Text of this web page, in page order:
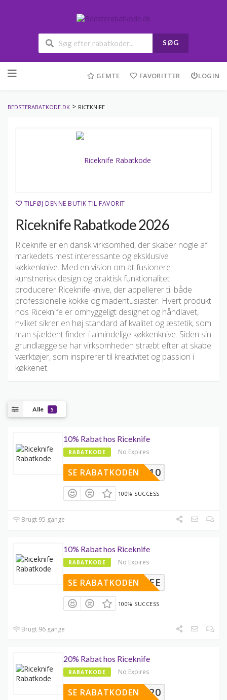
SØG
to
GEMTE FAVORITTER LOGIN
BEDSTERABATKODE.DK > RICEKNIFE
TILFØJ DENNE BUTIK TIL FAVORIT
Riceknife Rabatkode 2026
Riceknife er en dansk virksomhed, der skaber nogle af
markedets mest interessante og eksklusive
køkkenknive. Med en vision om at fusionere
kunstnerisk design og praktisk funktionalitet
producerer Riceknife knive, der appellerer til både
professionelle kokke og madentusiaster. Hvert produkt
hos Riceknife er omhyggeligt designet og håndlavet,
hvilket sikrer en høj standard af kvalitet og æstetik, som
man sjældent finder i almindelige køkkenknive. Siden sin
grundlæggelse har virksomheden stræbt efter at skabe
værktøjer, som inspirerer til kreativitet og passion i
køkkenet.
Alle 5
10% Rabat hos Riceknife
RABATKODE No Expires
EKNIFE10
SE RABATKODEN
100% SUCCESS
Brugt 95 gange
10% Rabat hos Riceknife
RABATKODE No Expires
ICEKNIFE
SE RABATKODEN
100% SUCCESS
Brugt 96 gange
20% Rabat hos Riceknife
RABATKODE No Expires
STONE20
SE RABATKODEN